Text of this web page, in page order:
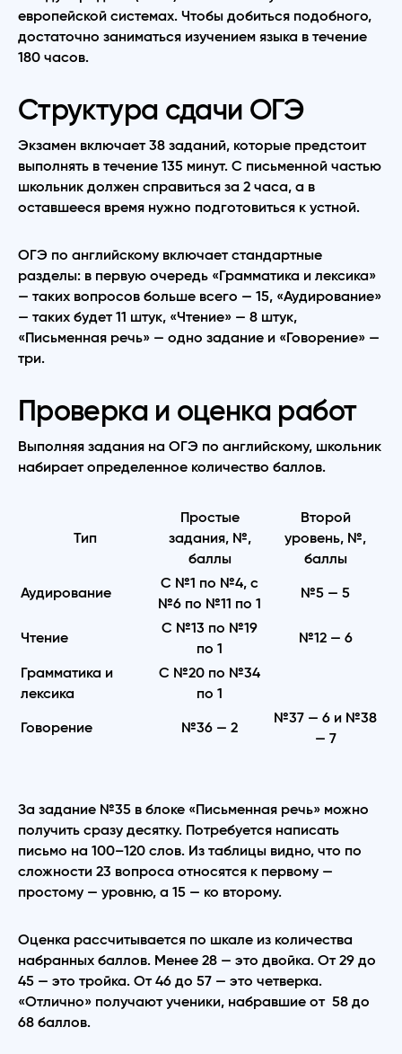
европейской системах. Чтобы добиться подобного,
достаточно заниматься изучением языка в течение
180 часов.
Структура сдачи ОГЭ
Экзамен включает 38 заданий, которые предстоит
выполнять в течение 135 минут. С письменной частью
школьник должен справиться за 2 часа, а в
оставшееся время нужно подготовиться к устной.
ОГЭ по английскому включает стандартные
разделы: в первую очередь «Грамматика и лексика»
— таких вопросов больше всего — 15, «Аудирование»
— таких будет 11 штук, «Чтение» — 8 штук,
«Письменная речь» — одно задание и «Говорение» —
три.
Проверка и оценка работ
Выполняя задания на ОГЭ по английскому, школьник
набирает определенное количество баллов.
Тип
Простые
задания, №,
баллы
Второй
уровень, №,
баллы
Аудирование
С №1 по №4, с
№6 по №11 по 1
№5 — 5
Чтение
С №13 по №19
по 1
№12 — 6
Грамматика и
лексика
С №20 по №34
по 1
Говорение №36 — 2
№37 — 6 и №38
— 7
За задание №35 в блоке «Письменная речь» можно
получить сразу десятку. Потребуется написать
письмо на 100–120 слов. Из таблицы видно, что по
сложности 23 вопроса относятся к первому —
простому — уровню, а 15 — ко второму.
Оценка рассчитывается по шкале из количества
набранных баллов. Менее 28 — это двойка. От 29 до
45 — это тройка. От 46 до 57 — это четверка.
«Отлично» получают ученики, набравшие от 58 до
68 баллов.